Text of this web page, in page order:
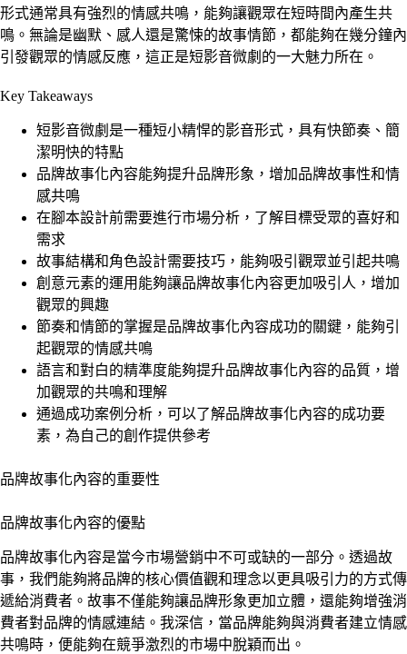
形式通常具有強烈的情感共鳴，能夠讓觀眾在短時間內產生共
鳴。無論是幽默、感人還是驚悚的故事情節，都能夠在幾分鐘內
引發觀眾的情感反應，這正是短影音微劇的一大魅力所在。
Key Takeaways
短影音微劇是一種短小精悍的影音形式，具有快節奏、簡
潔明快的特點
品牌故事化內容能夠提升品牌形象，增加品牌故事性和情
感共鳴
在腳本設計前需要進行市場分析，了解目標受眾的喜好和
需求
故事結構和角色設計需要技巧，能夠吸引觀眾並引起共鳴
創意元素的運用能夠讓品牌故事化內容更加吸引人，增加
觀眾的興趣
節奏和情節的掌握是品牌故事化內容成功的關鍵，能夠引
起觀眾的情感共鳴
語言和對白的精準度能夠提升品牌故事化內容的品質，增
加觀眾的共鳴和理解
通過成功案例分析，可以了解品牌故事化內容的成功要
素，為自己的創作提供參考
品牌故事化內容的重要性
品牌故事化內容的優點
品牌故事化內容是當今市場營銷中不可或缺的一部分。透過故
事，我們能夠將品牌的核心價值觀和理念以更具吸引力的方式傳
遞給消費者。故事不僅能夠讓品牌形象更加立體，還能夠增強消
費者對品牌的情感連結。我深信，當品牌能夠與消費者建立情感
共鳴時，便能夠在競爭激烈的市場中脫穎而出。